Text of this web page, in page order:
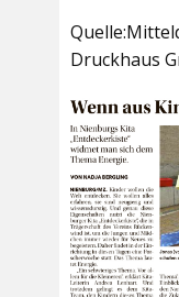
Druckhaus